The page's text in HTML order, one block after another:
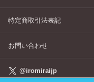
特定商取引法表記
お問い合わせ
@iromiraijp